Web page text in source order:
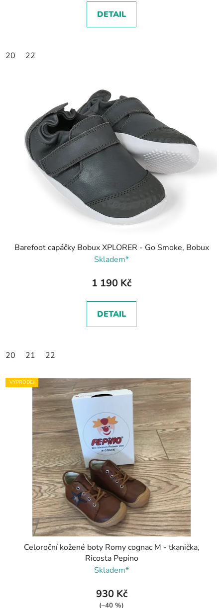
DETAIL
20 22
Barefoot capáčky Bobux XPLORER - Go Smoke, Bobux
Skladem*
1 190 Kč
DETAIL
20 21 22
VÝPRODEJ
Celoroční kožené boty Romy cognac M - tkanička,
Ricosta Pepino
Skladem*
930 Kč
(–40 %)